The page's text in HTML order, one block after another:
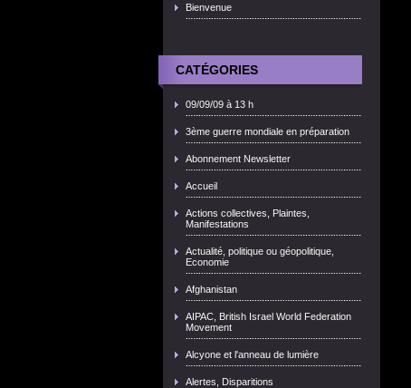
Bienvenue
CATÉGORIES
09/09/09 à 13 h
3ème guerre mondiale en préparation
Abonnement Newsletter
Accueil
Actions collectives, Plaintes,
Manifestations
Actualité, politique ou géopolitique,
Economie
Afghanistan
AIPAC, British Israel World Federation
Movement
Alcyone et l'anneau de lumière
Alertes, Disparitions